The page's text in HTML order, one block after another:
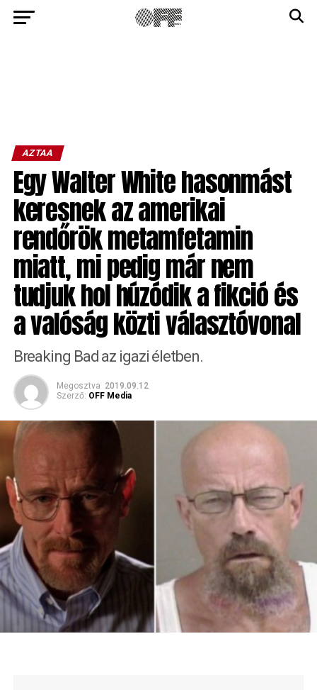
AZTAA
Egy Walter White hasonmást
keresnek az amerikai
rendőrök metamfetamin
miatt, mi pedig már nem
tudjuk hol húzódik a fikció és
a valóság közti választóvonal
Breaking Bad az igazi életben.
Megosztva 2019.09.12
Szerző: OFF Media